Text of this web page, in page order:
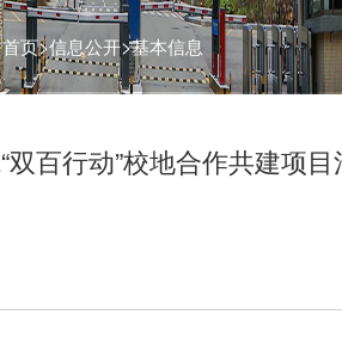
首页>信息公开>基本信息
双百行动”校地合作共建项